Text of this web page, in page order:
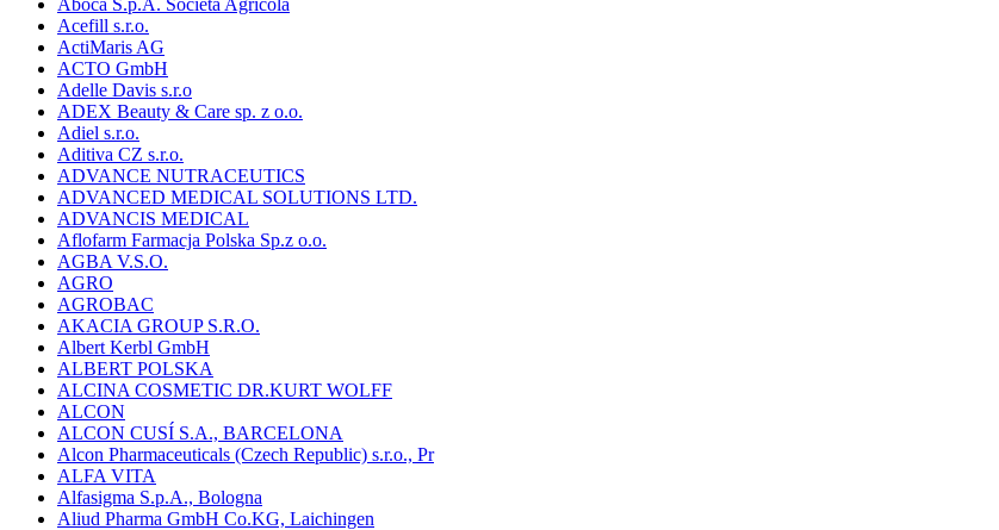
Acefill s.r.o.
ActiMaris AG
ACTO GmbH
Adelle Davis s.r.o
ADEX Beauty & Care sp. z o.o.
Adiel s.r.o.
Aditiva CZ s.r.o.
ADVANCE NUTRACEUTICS
ADVANCED MEDICAL SOLUTIONS LTD.
ADVANCIS MEDICAL
Aflofarm Farmacja Polska Sp.z o.o.
AGBA V.S.O.
AGRO
AGROBAC
AKACIA GROUP S.R.O.
Albert Kerbl GmbH
ALBERT POLSKA
ALCINA COSMETIC DR.KURT WOLFF
ALCON
ALCON CUSÍ S.A., BARCELONA
Alcon Pharmaceuticals (Czech Republic) s.r.o., Pr
ALFA VITA
Alfasigma S.p.A., Bologna
Aliud Pharma GmbH Co.KG, Laichingen